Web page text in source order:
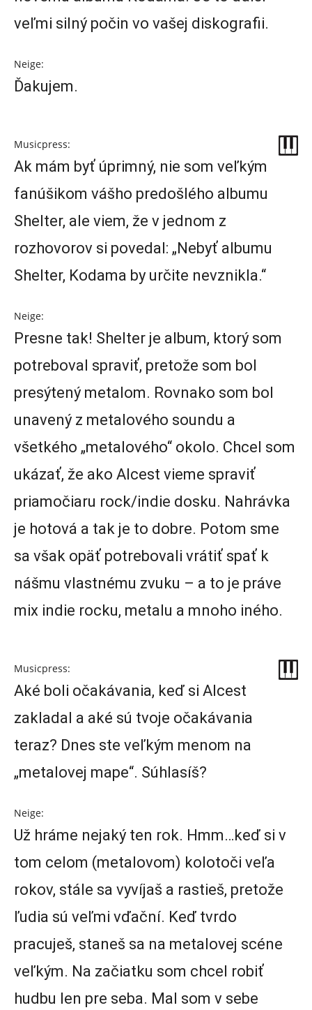
veľmi silný počin vo vašej diskografii.
Neige:
Ďakujem.
Musicpress:
Ak mám byť úprimný, nie som veľkým
fanúšikom vášho predošlého albumu
Shelter, ale viem, že v jednom z
rozhovorov si povedal: „Nebyť albumu
Shelter, Kodama by určite nevznikla.“
Neige:
Presne tak! Shelter je album, ktorý som
potreboval spraviť, pretože som bol
presýtený metalom. Rovnako som bol
unavený z metalového soundu a
všetkého „metalového“ okolo. Chcel som
ukázať, že ako Alcest vieme spraviť
priamočiaru rock/indie dosku. Nahrávka
je hotová a tak je to dobre. Potom sme
sa však opäť potrebovali vrátiť spať k
nášmu vlastnému zvuku – a to je práve
mix indie rocku, metalu a mnoho iného.
Musicpress:
Aké boli očakávania, keď si Alcest
zakladal a aké sú tvoje očakávania
teraz? Dnes ste veľkým menom na
„metalovej mape“. Súhlasíš?
Neige:
Už hráme nejaký ten rok. Hmm…keď si v
tom celom (metalovom) kolotoči veľa
rokov, stále sa vyvíjaš a rastieš, pretože
ľudia sú veľmi vďační. Keď tvrdo
pracuješ, staneš sa na metalovej scéne
veľkým. Na začiatku som chcel robiť
hudbu len pre seba. Mal som v sebe